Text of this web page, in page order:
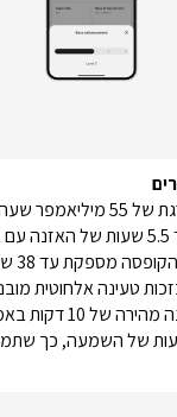
עם סוללה משודרגת של 55
תוכלו ליהנות מעד 5.5 שעות של
טעינה אלחוטית
עד 10 שעות של השמעה, כך